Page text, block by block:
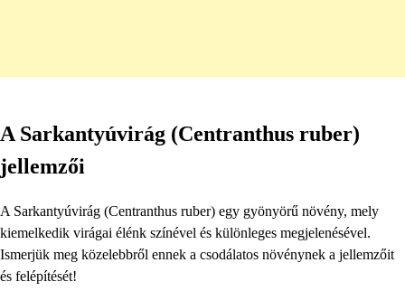
A Sarkantyúvirág (Centranthus ruber)
jellemzői
A Sarkantyúvirág (Centranthus ruber) egy gyönyörű növény, mely
kiemelkedik virágai élénk színével és különleges megjelenésével.
Ismerjük meg közelebbről ennek a csodálatos növénynek a jellemzőit
és felépítését!